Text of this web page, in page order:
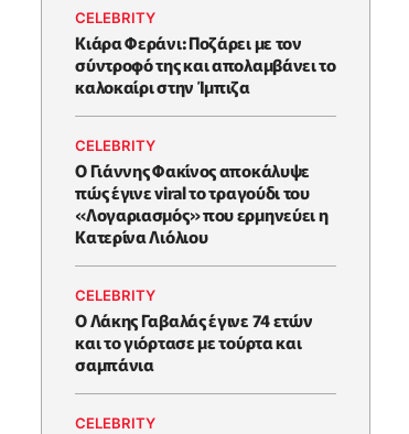
CELEBRITY
Κιάρα Φεράνι: Ποζάρει με τον
σύντροφό της και απολαμβάνει το
καλοκαίρι στην Ίμπιζα
CELEBRITY
Ο Γιάννης Φακίνος αποκάλυψε
πώς έγινε viral το τραγούδι του
«Λογαριασμός» που ερμηνεύει η
Κατερίνα Λιόλιου
CELEBRITY
Ο Λάκης Γαβαλάς έγινε 74 ετών
και το γιόρτασε με τούρτα και
σαμπάνια
CELEBRITY